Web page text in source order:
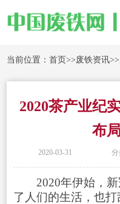
当前位置：首页>>废铁资讯>>
2020茶产业纪
布
2020-03-31 分
2020年伊始，新
了人们的生活，也打